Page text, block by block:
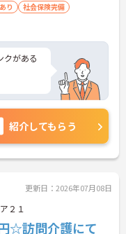
り
社会保険完備
クがある
紹介してもらう
更新日：2026年07月08日
２１
☆訪問介護にて